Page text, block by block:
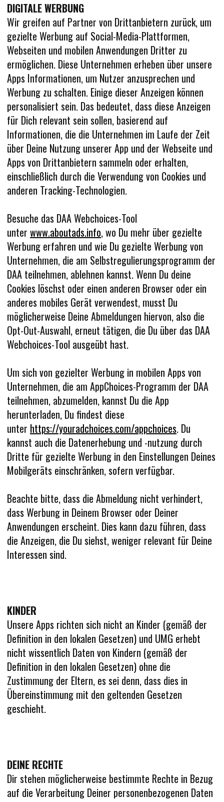
DIGITALE WERBUNG
Wir greifen auf Partner von Drittanbietern zurück, um
gezielte Werbung auf Social-Media-Plattformen,
Webseiten und mobilen Anwendungen Dritter zu
ermöglichen. Diese Unternehmen erheben über unsere
Apps Informationen, um Nutzer anzusprechen und
Werbung zu schalten. Einige dieser Anzeigen können
personalisiert sein. Das bedeutet, dass diese Anzeigen
für Dich relevant sein sollen, basierend auf
Informationen, die die Unternehmen im Laufe der Zeit
über Deine Nutzung unserer App und der Webseite und
Apps von Drittanbietern sammeln oder erhalten,
einschließlich durch die Verwendung von Cookies und
anderen Tracking-Technologien.
Besuche das DAA Webchoices-Tool
unter www.aboutads.info, wo Du mehr über gezielte
Werbung erfahren und wie Du gezielte Werbung von
Unternehmen, die am Selbstregulierungsprogramm der
DAA teilnehmen, ablehnen kannst. Wenn Du deine
Cookies löschst oder einen anderen Browser oder ein
anderes mobiles Gerät verwendest, musst Du
möglicherweise Deine Abmeldungen hiervon, also die
Opt-Out-Auswahl, erneut tätigen, die Du über das DAA
Webchoices-Tool ausgeübt hast.
Um sich von gezielter Werbung in mobilen Apps von
Unternehmen, die am AppChoices-Programm der DAA
teilnehmen, abzumelden, kannst Du die App
herunterladen, Du findest diese
unter https://youradchoices.com/appchoices. Du
kannst auch die Datenerhebung und -nutzung durch
Dritte für gezielte Werbung in den Einstellungen Deines
Mobilgeräts einschränken, sofern verfügbar.
Beachte bitte, dass die Abmeldung nicht verhindert,
dass Werbung in Deinem Browser oder Deiner
Anwendungen erscheint. Dies kann dazu führen, dass
die Anzeigen, die Du siehst, weniger relevant für Deine
Interessen sind.
KINDER
Unsere Apps richten sich nicht an Kinder (gemäß der
Definition in den lokalen Gesetzen) und UMG erhebt
nicht wissentlich Daten von Kindern (gemäß der
Definition in den lokalen Gesetzen) ohne die
Zustimmung der Eltern, es sei denn, dass dies in
Übereinstimmung mit den geltenden Gesetzen
geschieht.
DEINE RECHTE
Dir stehen möglicherweise bestimmte Rechte in Bezug
auf die Verarbeitung Deiner personenbezogenen Daten